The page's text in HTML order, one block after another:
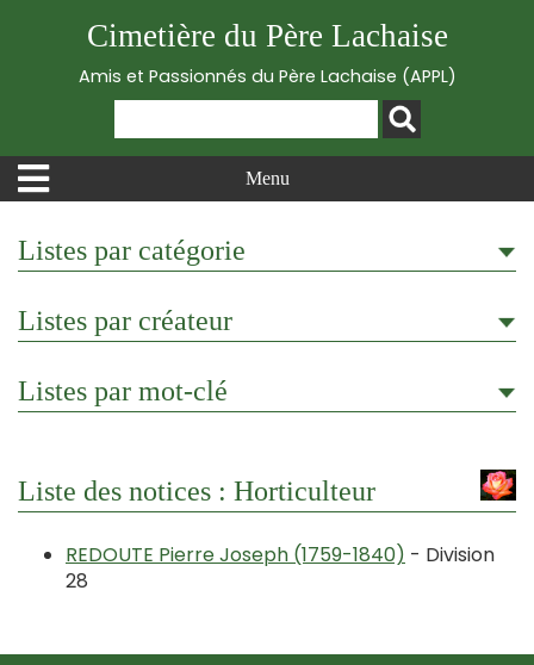
Cimetière du Père Lachaise
Amis et Passionnés du Père Lachaise (APPL)
Menu
Listes par catégorie
Listes par créateur
Listes par mot-clé
Liste des notices : Horticulteur
REDOUTE Pierre Joseph (1759-1840) - Division
28